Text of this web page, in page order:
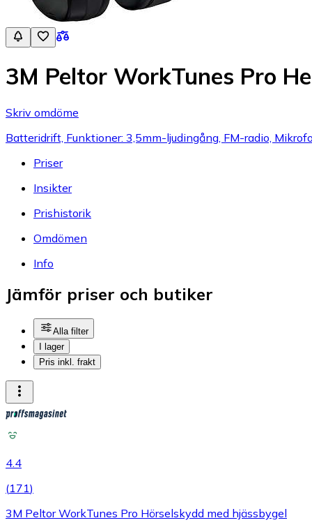
3M Peltor WorkTunes Pro
Skriv omdöme
Batteridrift, Funktioner: 3,5mm-ljudingång, FM-radio,
Priser
Insikter
Prishistorik
Omdömen
Info
Jämför priser och butiker
Alla filter
I lager
Pris inkl. frakt
4.4
(171)
3M Peltor WorkTunes Pro Hörselskydd med hjässbygel